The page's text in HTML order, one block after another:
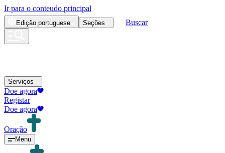
Ir para o conteudo principal
Edição portuguese Seções Buscar
Serviços
Doe agora
Registar
Doe agora
Oração
Menu